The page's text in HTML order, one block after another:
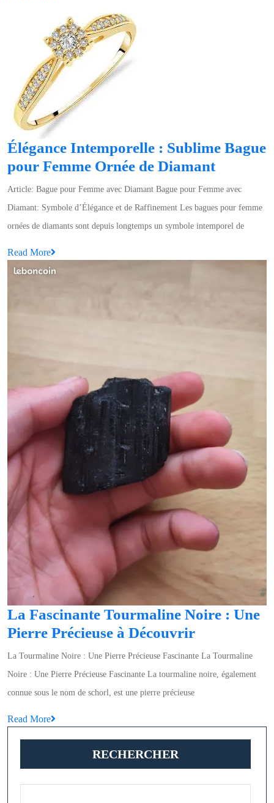
Élégance Intemporelle : Sublime Bague
pour Femme Ornée de DiamantÉlégance
:
Sublime
pour
Diamant
Article: Bague pour Femme avec Diamant Bague pour Femme avec
Diamant: Symbole d’Élégance et de Raffinement Les bagues pour femme
ornées de diamants sont depuis longtemps un symbole intemporel de
Read More
La Fascinante Tourmaline Noire : Une
Pierre Précieuse à DécouvrirLa
Fascinante
Tourmaline
Une
Pierre
La Tourmaline Noire : Une Pierre Précieuse Fascinante La Tourmaline
Noire : Une Pierre Précieuse Fascinante La tourmaline noire, également
connue sous le nom de schorl, est une pierre précieuse
Read More
RECHERCHER